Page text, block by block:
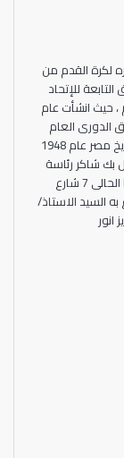
لكرة القدم من
للإتحاد
حيث انشأت عام
الدورى العام
للمرة الأولى فى تاريخ مصر عام 1948
بك شاكر رئاسة
المنطقة بمقرها الحالى 7 شارع
السيد الاستاذ/
انور